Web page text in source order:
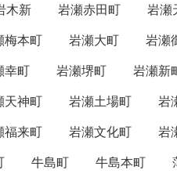
木新 岩瀬赤田町 岩瀬
梅本町 岩瀬大町 岩瀬
幸町 岩瀬堺町 岩瀬新
天神町 岩瀬土場町 岩
福来町 岩瀬文化町 岩
牛島町 牛島本町